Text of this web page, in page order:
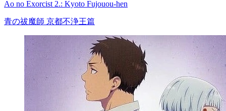
Ao no Exorcist 2.: Kyoto Fujouou-hen
青の祓魔師 京都不浄王篇